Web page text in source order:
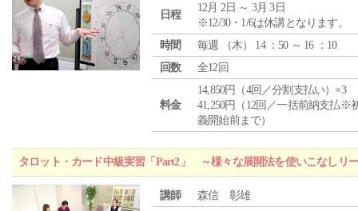
日程
12月 2日 ～ 3月 3日
※12/30・1/6は休講となります。
時間
毎週 （木） 14 ：50 ～ 16 ：10
回数
全12回
料金
14,850円（4回／分割支払い）×3
41,250円（12回／一括前納支払※
義開始前まで）
タロット・カード中級実習「Part2」 ～様々な展開法を使いこなしリ
講師 森信 彰雄